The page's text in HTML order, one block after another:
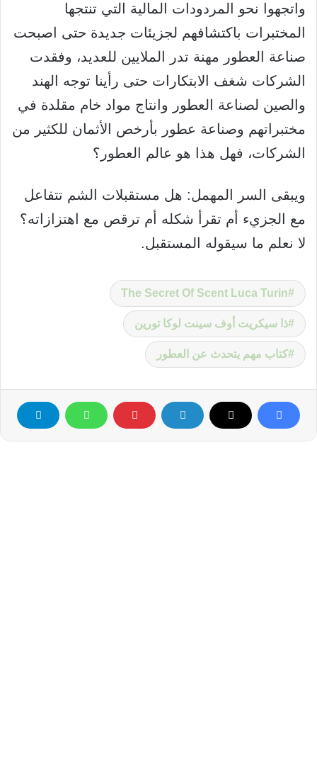
واتجهوا نحو المردودات المالية التي تنتجها
المختبرات باكتشافهم لجزيئات جديدة حتى اصبحت
صناعة العطور مهنة تدر الملايين للعديد، وفقدت
الشركات شغف الابتكارات حتى رأينا توجه الهند
والصين لصناعة العطور وانتاج مواد خام مقلدة في
مختبراتهم وصناعة عطور بأرخص الأثمان للكثير من
الشركات، فهل هذا هو عالم العطور؟
ويبقى السر المهمل: هل مستقبلات الشم تتفاعل
مع الجزيء أم تقرأ شكله أم ترقص مع اهتزازاته؟
لا نعلم ما سيقوله المستقبل.
The Secret Of Scent Luca Turin
ذا سيكريت أوف سينت لوكا تورين
كتاب مهم يتحدث عن العطور